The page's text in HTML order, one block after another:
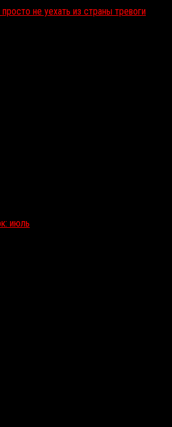
не уехать из страны тревоги
июль